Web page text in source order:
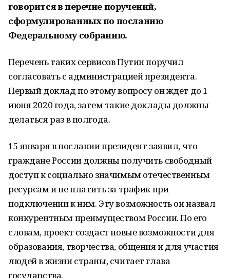
говорится в перечне поручений,
сформулированных по посланию
Федеральному собранию.
Перечень таких сервисов Путин поручил
согласовать с администрацией президента.
Первый доклад по этому вопросу он ждет до 1
июня 2020 года, затем такие доклады должны
делаться раз в полгода.
15 января в послании президент заявил, что
граждане России должны получить свободный
доступ к социально значимым отечественным
ресурсам и не платить за трафик при
подключении к ним. Эту возможность он назвал
конкурентным преимуществом России. По его
словам, проект создаст новые возможности для
образования, творчества, общения и для участия
людей в жизни страны, считает глава
государства.